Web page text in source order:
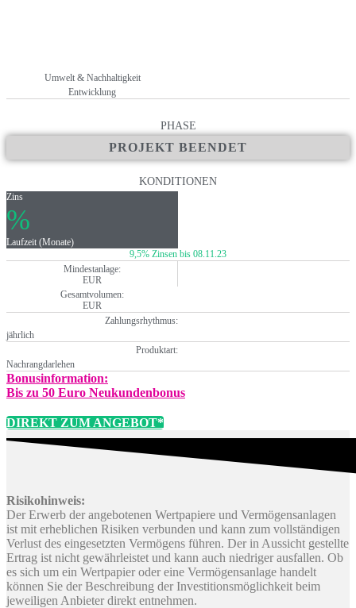
Umwelt & Nachhaltigkeit
Entwicklung
PHASE
PROJEKT BEENDET
KONDITIONEN
Zins
%
Laufzeit (Monate)
9,5% Zinsen bis 08.11.23
Mindestanlage:
EUR
Gesamtvolumen:
EUR
Zahlungsrhythmus:
jährlich
Produktart:
Nachrangdarlehen
Bonusinformation:
Bis zu 50 Euro Neukundenbonus
DIREKT ZUM ANGEBOT*
Risikohinweis:
Der Erwerb der angebotenen Wertpapiere und Vermögensanlagen
ist mit erheblichen Risiken verbunden und kann zum vollständigen
Verlust des eingesetzten Vermögens führen. Der in Aussicht gestellte
Ertrag ist nicht gewährleistet und kann auch niedriger ausfallen. Ob
es sich um ein Wertpapier oder eine Vermögensanlage handelt
können Sie der Beschreibung der Investitionsmöglichkeit beim
jeweiligen Anbieter direkt entnehmen.